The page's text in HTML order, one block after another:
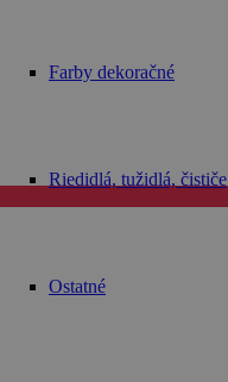
Farby dekoračné
Riedidlá, tužidlá, čističe
Ostatné